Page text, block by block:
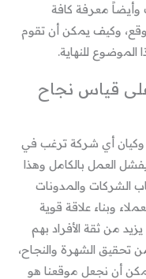
معرفة كافة
وكيف يمكن أن تقوم
الموضوع للنهاية.
قياس نجاح
وكيان أي شركة ترغب في
العمل بالكامل وهذا
الشركات والمدونات
وبناء علاقة قوية
من ثقة الأفراد بهم
تحقيق الشهرة والنجاح،
يمكن أن نجعل موقعنا هو